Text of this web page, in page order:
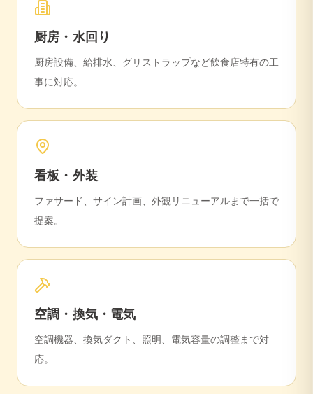
厨房・水回り
厨房設備、給排水、グリストラップなど飲食店特有の工
事に対応。
看板・外装
ファサード、サイン計画、外観リニューアルまで一括で
提案。
空調・換気・電気
空調機器、換気ダクト、照明、電気容量の調整まで対
応。